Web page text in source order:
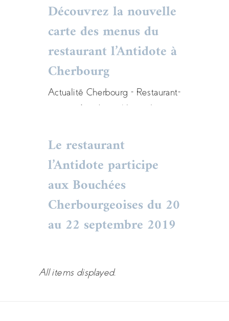
Découvrez la nouvelle
carte des menus du
restaurant l’Antidote à
Cherbourg
Actualités carte menu restaurant
Découvrez la nouvelle
carte des menus du
restaurant l’Antidote à
Cherbourg
Actualité Cherbourg - Restaurant-
traiteur Antidote - Novembre
Le restaurant
l’Antidote participe aux
Bouchées
Cherbourgeoises du 20
au 22 septembre 2019
Le restaurant
l’Antidote participe
aux Bouchées
Cherbourgeoises du 20
au 22 septembre 2019
2019
All items displayed.